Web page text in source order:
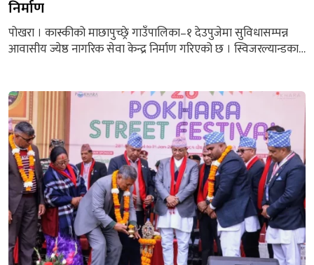
निर्माण
पोखरा । कास्कीको माछापुच्छ्रे गाउँपालिका–१ देउपुजेमा सुविधासम्पन्न
आवासीय ज्येष्ठ नागरिक सेवा केन्द्र निर्माण गरिएको छ । स्विजरल्यान्डका
मन्त्री पृथ्वीसुब्बा गुरुङले उद्घाटन गरे । सो अवसरमा उनले मुख्य
दलहरुबीचको सहमतिबाट नै संविधान संशोधन प्रक्रिया अघि बढ्ने
बताए...